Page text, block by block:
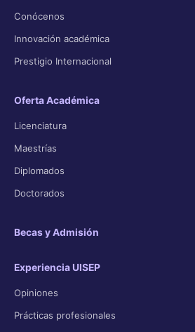
Conócenos
Innovación académica
Prestigio Internacional
Oferta Académica
Licenciatura
Maestrías
Diplomados
Doctorados
Becas y Admisión
Experiencia UISEP
Opiniones
Prácticas profesionales